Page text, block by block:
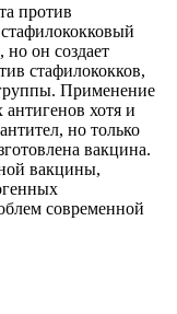
против
он создает
стафилококков,
Применение
хотя и
но только
вакцина.
вакцины,
современной